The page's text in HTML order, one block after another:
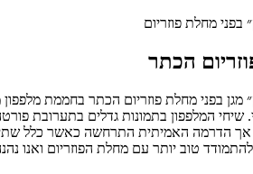
מחלת פוזריום
הכתר
בפני מחלת פוזריום הכתר בחממת
שיחי המלפפון בתמונות גדלים בתערובת
הדרמה האמיתית התרחשה כאשר כלל שתילי
טוב יותר עם מחלת הפוזריום ואנו